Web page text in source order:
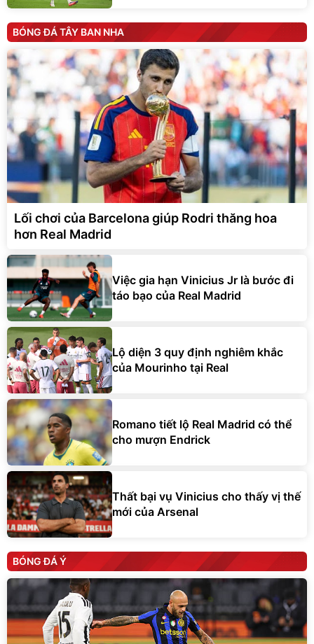
BÓNG ĐÁ TÂY BAN NHA
Lối chơi của Barcelona giúp Rodri thăng hoa
hơn Real Madrid
Việc gia hạn Vinicius Jr là bước đi
táo bạo của Real Madrid
Lộ diện 3 quy định nghiêm khắc
của Mourinho tại Real
Romano tiết lộ Real Madrid có thể
cho mượn Endrick
Thất bại vụ Vinicius cho thấy vị thế
mới của Arsenal
BÓNG ĐÁ Ý